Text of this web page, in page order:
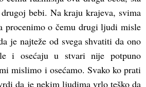
bebi. Na kraju krajeva, svima
procenimo o čemu drugi ljudi misle
je najteže od svega shvatiti da ono
i osećaju u stvari nije potpuno
mislimo i osećamo. Svako ko prati
da je nekim ljudima vrlo teško da